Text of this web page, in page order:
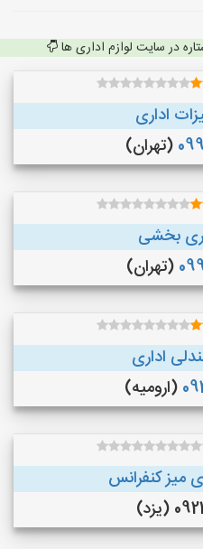
در سایت لوازم اداری ها
اداری
(تهران)
بخشی
(تهران)
اداری
(ارومیه)
میز کنفرانس